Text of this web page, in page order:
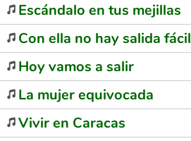
Escándalo en tus mejillas
Con ella no hay salida fácil
Hoy vamos a salir
La mujer equivocada
Vivir en Caracas